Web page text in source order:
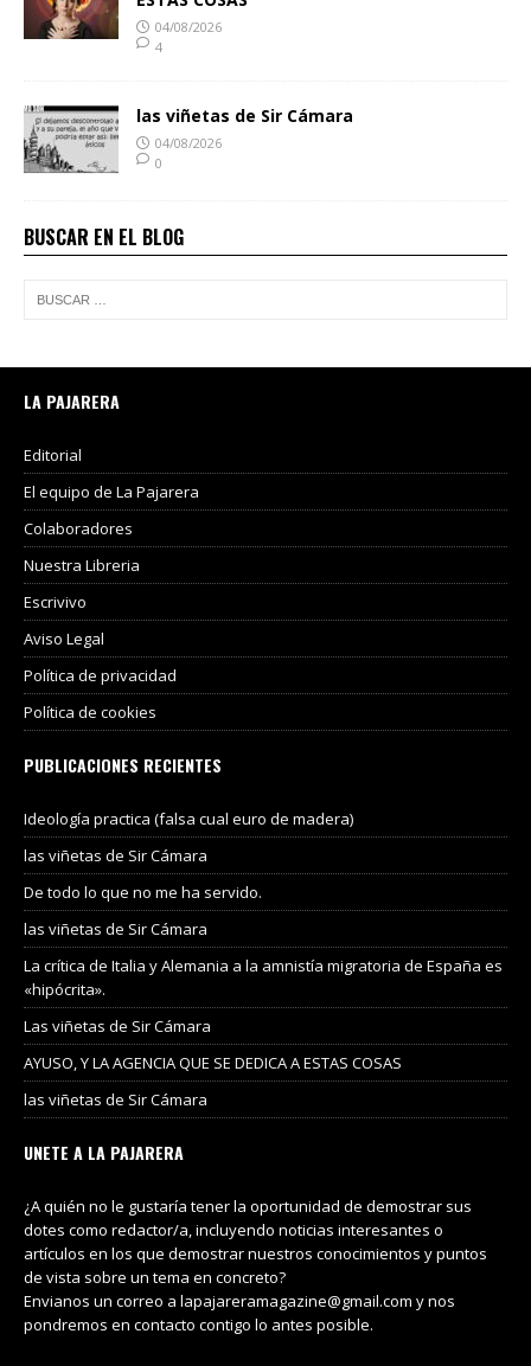
04/08/2026
4
las viñetas de Sir Cámara
04/08/2026
0
BUSCAR EN EL BLOG
LA PAJARERA
Editorial
El equipo de La Pajarera
Colaboradores
Nuestra Libreria
Escrivivo
Aviso Legal
Política de privacidad
Política de cookies
PUBLICACIONES RECIENTES
Ideología practica (falsa cual euro de madera)
las viñetas de Sir Cámara
De todo lo que no me ha servido.
las viñetas de Sir Cámara
La crítica de Italia y Alemania a la amnistía migratoria de España es
«hipócrita».
Las viñetas de Sir Cámara
AYUSO, Y LA AGENCIA QUE SE DEDICA A ESTAS COSAS
las viñetas de Sir Cámara
UNETE A LA PAJARERA
¿A quién no le gustaría tener la oportunidad de demostrar sus
dotes como redactor/a, incluyendo noticias interesantes o
artículos en los que demostrar nuestros conocimientos y puntos
de vista sobre un tema en concreto?
Envianos un correo a lapajareramagazine@gmail.com y nos
pondremos en contacto contigo lo antes posible.